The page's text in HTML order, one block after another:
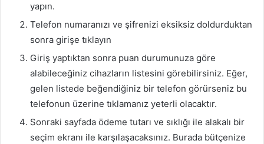
yapın.
Telefon numaranızı ve şifrenizi eksiksiz doldurduktan
sonra girişe tıklayın
Giriş yaptıktan sonra puan durumunuza göre
alabileceğiniz cihazların listesini görebilirsiniz. Eğer,
gelen listede beğendiğiniz bir telefon görürseniz bu
telefonun üzerine tıklamanız yeterli olacaktır.
Sonraki sayfada ödeme tutarı ve sıklığı ile alakalı bir
seçim ekranı ile karşılaşacaksınız. Burada bütçenize